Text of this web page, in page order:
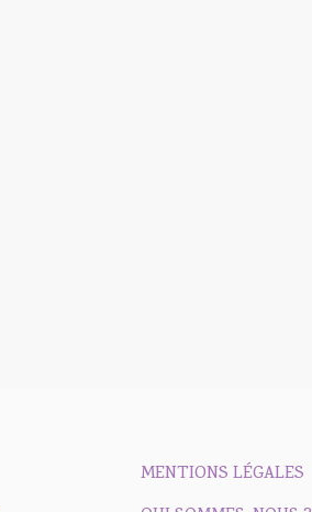
MENTIONS LÉGALES